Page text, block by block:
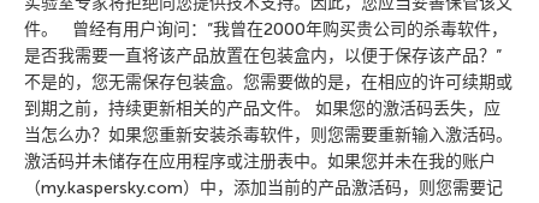
件。 曾经有用户询问：”我曾在2000年购买贵公司的杀毒软件，
是否我需要一直将该产品放置在包装盒内，以便于保存该产品？”
不是的，您无需保存包装盒。您需要做的是，在相应的许可续期或
到期之前，持续更新相关的产品文件。 如果您的激活码丢失，应
当怎么办？如果您重新安装杀毒软件，则您需要重新输入激活码。
激活码并未储存在应用程序或注册表中。如果您并未在我的账户
（my.kaspersky.com）中，添加当前的产品激活码，则您需要记